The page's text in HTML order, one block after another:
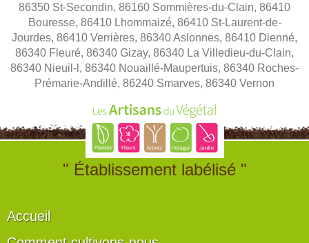
86350 St-Secondin, 86160 Sommières-du-Clain, 86410
Bouresse, 86410 Lhommaizé, 86410 St-Laurent-de-
Jourdes, 86410 Verrières, 86340 Aslonnes, 86410 Dienné,
86340 Fleuré, 86340 Gizay, 86340 La Villedieu-du-Clain,
86340 Nieuil-l, 86340 Nouaillé-Maupertuis, 86340 Roches-
Prémarie-Andillé, 86240 Smarves, 86340 Vernon
" Établissement labélisé "
Accueil